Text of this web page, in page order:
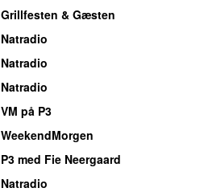
Grillfesten & Gæsten
Natradio
Natradio
Natradio
VM på P3
WeekendMorgen
P3 med Fie Neergaard
Natradio